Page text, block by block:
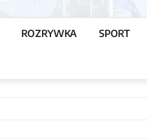
ROZRYWKA SPORT